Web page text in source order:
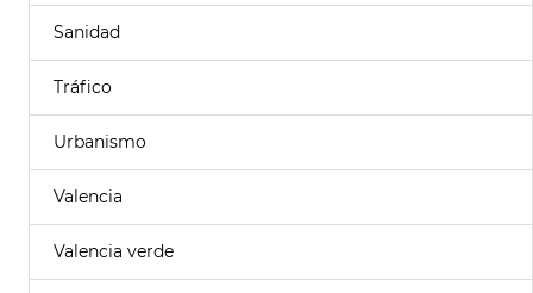
Sanidad
Tráfico
Urbanismo
Valencia
Valencia verde